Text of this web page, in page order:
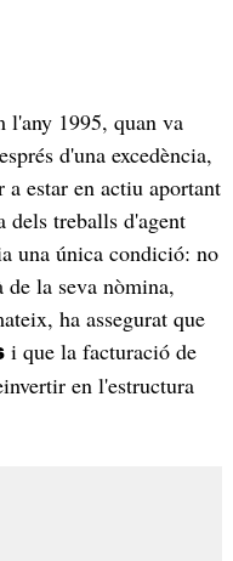
l'any 1995, quan va
d'una excedència,
estar en actiu aportant
dels treballs d'agent
una única condició: no
de la seva nòmina,
ha assegurat que
i que la facturació de
en l'estructura